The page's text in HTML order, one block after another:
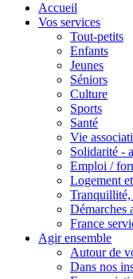
Accueil
Vos services
Tout-petits
Enfants
Jeunes
Séniors
Culture
Sports
Santé
Vie
Solidarité -
Emploi /
Logement
Tranquillité,
Démarches
France
Agir ensemble
Autour de
Dans nos